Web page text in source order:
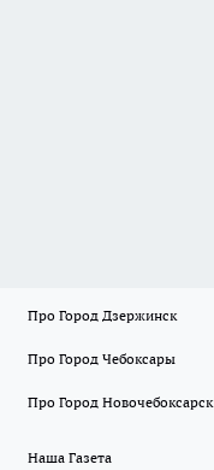
Про Город Дзержинск
Про Город Чебоксары
Про Город Новочебоксарск
Наша Газета